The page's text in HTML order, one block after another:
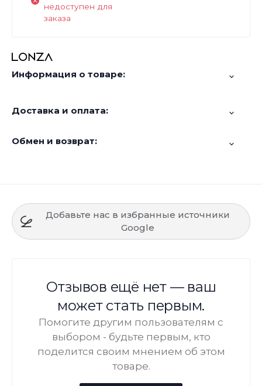
недоступен для
заказа
Информация о товаре:
Доставка и оплата:
Обмен и возврат:
Добавьте нас в избранные источники
Google
Отзывов ещё нет — ваш
может стать первым.
Помогите другим пользователям с
выбором - будьте первым, кто
поделится своим мнением об этом
товаре.